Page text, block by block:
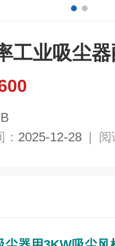
工业吸尘
2025-12-28 | 阅